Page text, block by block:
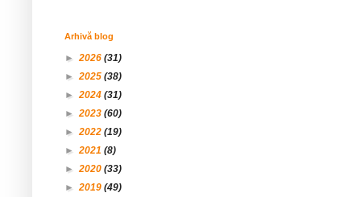
Arhivă blog
►2026 (31)
►2025 (38)
►2024 (31)
►2023 (60)
►2022 (19)
►2021 (8)
►2020 (33)
►2019 (49)